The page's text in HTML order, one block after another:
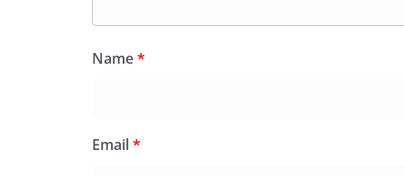
Name*
Email*